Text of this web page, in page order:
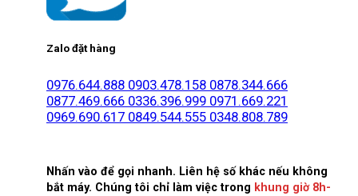
Zalo đặt hàng
0976.644.888 0903.478.158 0878.344.666
0877.469.666 0336.396.999 0971.669.221
0969.690.617 0849.544.555 0348.808.789
Nhấn vào để gọi nhanh. Liên hệ số khác nếu không
bắt máy. Chúng tôi chỉ làm việc trong khung giờ 8h-